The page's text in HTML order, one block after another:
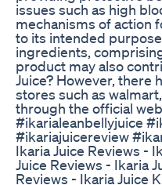
issues such as high
mechanisms of action
to its intended
ingredients,
product may also
Juice? However, there
stores such as
through the official
#ikarialeanbellyjuice
#ikariajuicereview
Ikaria Juice Reviews -
Juice Reviews - Ikaria
Reviews - Ikaria Juice